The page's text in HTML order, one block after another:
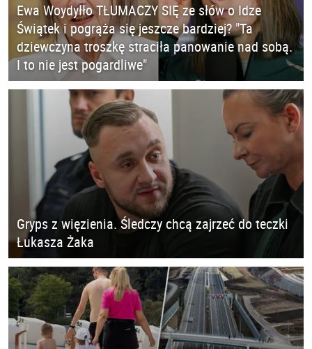
Ewa Woydyłło TŁUMACZY SIĘ ze słów o Idze
Świątek i pogrąża się jeszcze bardziej? "Ta
dziewczyna troszkę straciła panowanie nad sobą.
I to nie jest pogardliwe"
Gryps z więzienia. Śledczy chcą zajrzeć do teczki
Łukasza Żaka